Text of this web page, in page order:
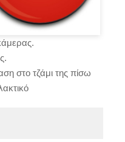
στο τζάμι της πίσω